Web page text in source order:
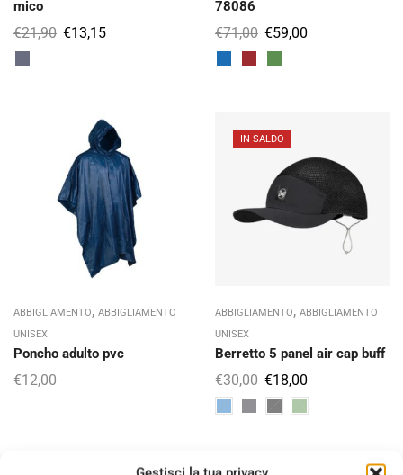
mico
€21,90 €13,15
78086
€71,00 €59,00
ABBIGLIAMENTO, ABBIGLIAMENTO
UNISEX
Poncho adulto pvc
€12,00
IN SALDO
ABBIGLIAMENTO, ABBIGLIAMENTO
UNISEX
Berretto 5 panel air cap buff
€30,00 €18,00